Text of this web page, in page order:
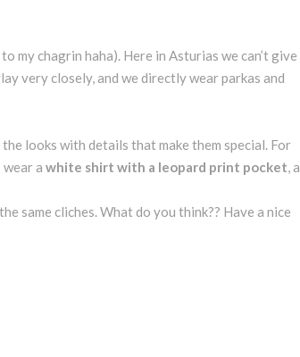
my chagrin haha). Here in Asturias we can’t give
very closely, and we directly wear parkas and
looks with details that make them special. For
a white shirt with a leopard print pocket, a
same cliches. What do you think?? Have a nice